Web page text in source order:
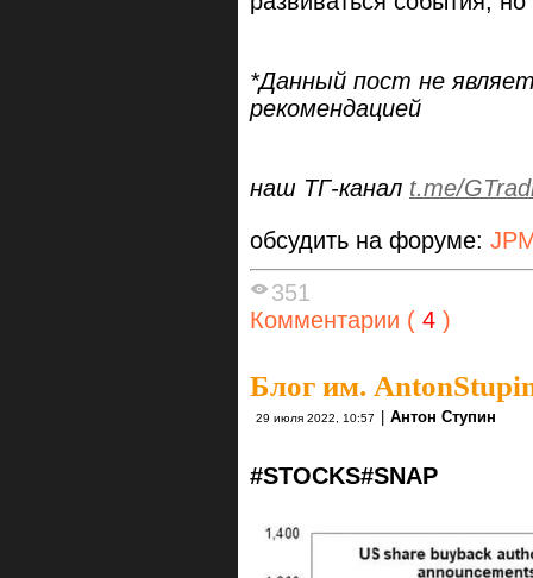
*Данный пост‏ ‎не ‎является‏ ‎инвестиционной‏ и торговой
‎рекомендацией
наш ТГ-канал t.me/
обсудить на форуме:
351
Комментарии ( 4 )
Блог им.
29 июля 2022, 10:57 Антон Ступин
#STOCKS#SNAP